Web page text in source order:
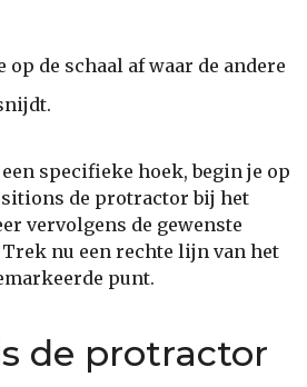
op de schaal af waar de andere
specifieke hoek, begin je op
de protractor bij het
vervolgens de gewenste
Trek nu een rechte lijn van het
punt.
de protractor